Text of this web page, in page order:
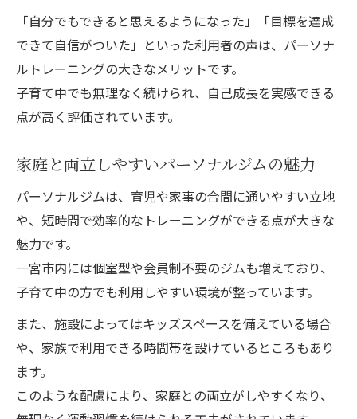
「自分でもできると思えるようになった」「目標を達成
できて自信がついた」といった利用者の声は、パーソナ
ルトレーニングの大きなメリットです。
子育て中でも無理なく続けられ、自己成長を実感できる
点が高く評価されています。
家庭と両立しやすいパーソナルジムの魅力
パーソナルジムは、育児や家事の合間に通いやすい立地
や、短時間で効率的なトレーニングができる点が大きな
魅力です。
一宮市内には個室型や会員制不要のジムも増えており、
子育て中の方でも利用しやすい環境が整っています。
また、施設によってはキッズスペースを備えている場合
や、家族で利用できる時間帯を設けているところもあり
ます。
このような配慮により、家庭との両立がしやすくなり、